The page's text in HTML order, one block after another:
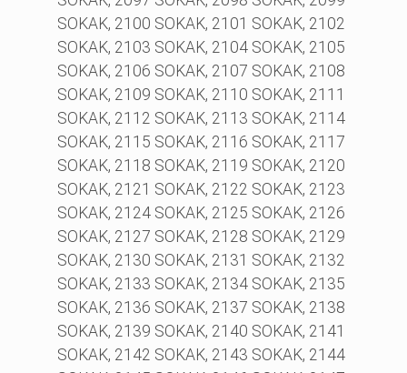
SOKAK, 2100 SOKAK, 2101 SOKAK, 2102
SOKAK, 2103 SOKAK, 2104 SOKAK, 2105
SOKAK, 2106 SOKAK, 2107 SOKAK, 2108
SOKAK, 2109 SOKAK, 2110 SOKAK, 2111
SOKAK, 2112 SOKAK, 2113 SOKAK, 2114
SOKAK, 2115 SOKAK, 2116 SOKAK, 2117
SOKAK, 2118 SOKAK, 2119 SOKAK, 2120
SOKAK, 2121 SOKAK, 2122 SOKAK, 2123
SOKAK, 2124 SOKAK, 2125 SOKAK, 2126
SOKAK, 2127 SOKAK, 2128 SOKAK, 2129
SOKAK, 2130 SOKAK, 2131 SOKAK, 2132
SOKAK, 2133 SOKAK, 2134 SOKAK, 2135
SOKAK, 2136 SOKAK, 2137 SOKAK, 2138
SOKAK, 2139 SOKAK, 2140 SOKAK, 2141
SOKAK, 2142 SOKAK, 2143 SOKAK, 2144